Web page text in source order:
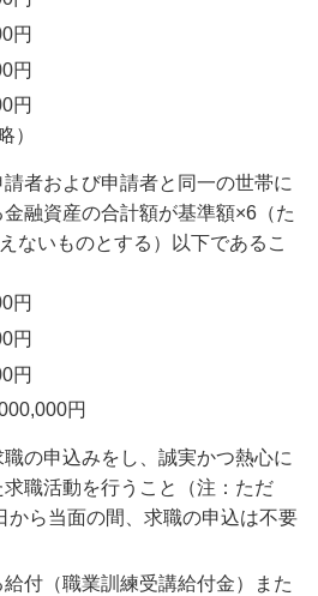
円
円
円
）
者および申請者と同一の世帯に
融資産の合計額が基準額×6（た
ないものとする）以下であるこ
円
円
円
円
の申込みをし、誠実かつ熱心に
職活動を行うこと（注：ただ
から当面の間、求職の申込は不要
付（職業訓練受講給付金）また